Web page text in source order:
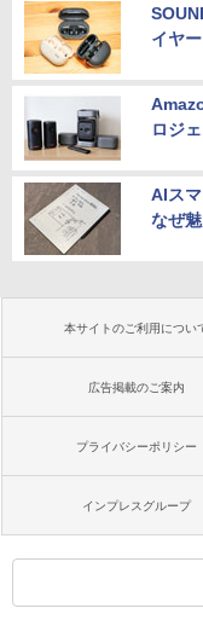
イヤ
ロジ
AIス
なぜ
本サイトのご利用につい
広告掲載のご案内
プライバシーポリシー
インプレスグループ